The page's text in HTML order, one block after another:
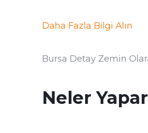
Daha Fazla Bilgi Alın
Bursa Detay Zemin
Neler